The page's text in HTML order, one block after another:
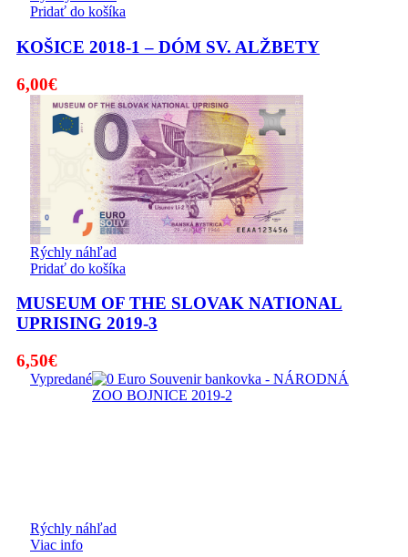
Pridať do košíka
KOŠICE 2018-1 – DÓM SV. ALŽBETY
6,00€
Rýchly náhľad
Pridať do košíka
MUSEUM OF THE SLOVAK NATIONAL
UPRISING 2019-3
6,50€
Vypredané
Rýchly náhľad
Viac info